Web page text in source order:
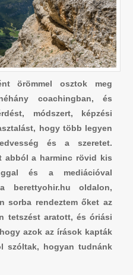
örömmel osztok meg
coachingban, és
módszert, képzési
hogy több legyen
és a szeretet.
abból a harminc rövid kis
és a mediációval
berettyohir.hu oldalon,
sorba rendeztem őket az
tetszést aratott, és óriási
azok az írások kapták
szóltak, hogyan tudnánk